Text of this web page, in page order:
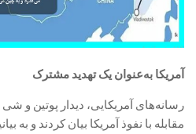
آمریکا به‌عنوان یک تهدید مشترک
رسانه‌های آمریکایی، دیدار پوتین و
مقابله با نفوذ آمریکا بیان کردند و به